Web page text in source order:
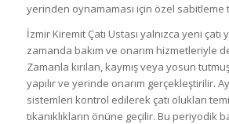
yerinden oynamaması için özel sabitleme
İzmir Kiremit Çatı Ustası yalnızca yeni çatı
zamanda bakım ve onarım hizmetleriyle
Zamanla kırılan, kaymış veya yosun
yapılır ve yerinde onarım gerçekleştirilir.
sistemleri kontrol edilerek çatı olukları
tıkanıklıkların önüne geçilir. Bu periyodik